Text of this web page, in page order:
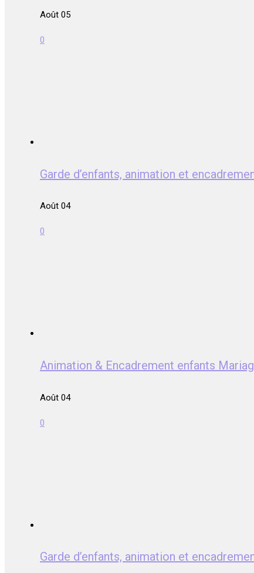
Août 05
0
Garde d’enfants, animation et
Août 04
0
Animation & Encadrement enfants
Août 04
0
Garde d’enfants, animation et